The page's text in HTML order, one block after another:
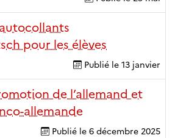
pour les élèves
Publié le 13 janvier
de l’allemand et
allemande
Publié le 6 décembre 2025